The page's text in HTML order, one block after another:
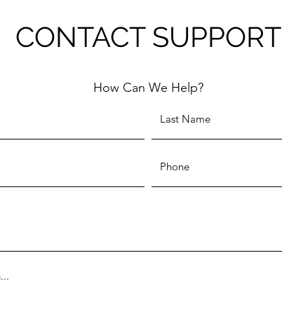
CONTACT SUPPORT
How Can We Help?